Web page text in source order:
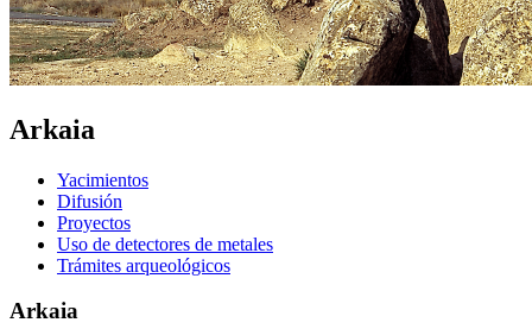
Arkaia
Yacimientos
Difusión
Proyectos
Uso de detectores de metales
Trámites arqueológicos
Arkaia